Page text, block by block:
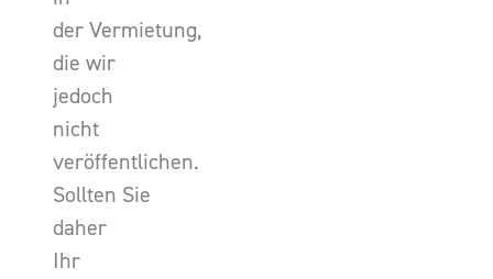
der Vermietung,
die wir
jedoch
nicht
veröffentlichen.
Sollten Sie
daher
Ihr